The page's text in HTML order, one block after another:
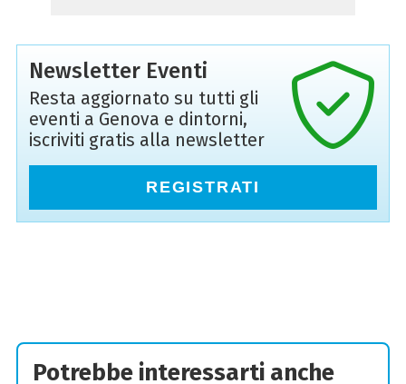
Newsletter Eventi
Resta aggiornato su tutti gli
eventi a Genova e dintorni,
iscriviti gratis alla newsletter
REGISTRATI
Potrebbe interessarti anche